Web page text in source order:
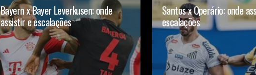
Bayern x Bayer Leverkusen: onde
assistir e escalações
Santos x Operário: onde
escalações